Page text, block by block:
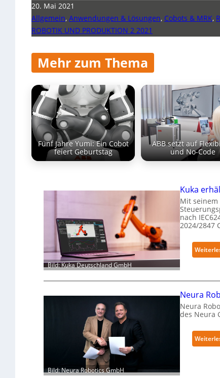
20. Mai 2021
Allgemein, Anwendungen & Lösungen, Cobots & MRK,
ROBOTIK UND PRODUKTION 2 2021
Mehr zum Thema
Fünf Jahre Yumi: Ein Cobot
feiert Geburtstag
ABB setzt auf
und No-Code
Bild: Kuka Deutschland GmbH
Kuka
Mit seinem
nach
2024/2847
Bild: Neura Robotics GmbH
Neura
Neura
des Neura